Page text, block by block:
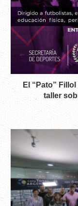
El “Pato”
taller